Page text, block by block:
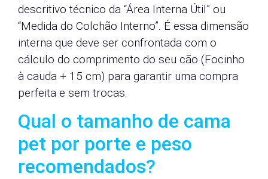
descritivo técnico da “Área Interna Útil” ou
“Medida do Colchão Interno”. É essa dimensão
interna que deve ser confrontada com o
cálculo do comprimento do seu cão (Focinho
à cauda + 15 cm) para garantir uma compra
perfeita e sem trocas.
Qual o tamanho de cama
pet por porte e peso
recomendados?